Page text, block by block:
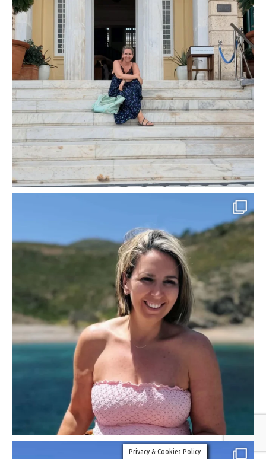
Privacy & Cookies Policy